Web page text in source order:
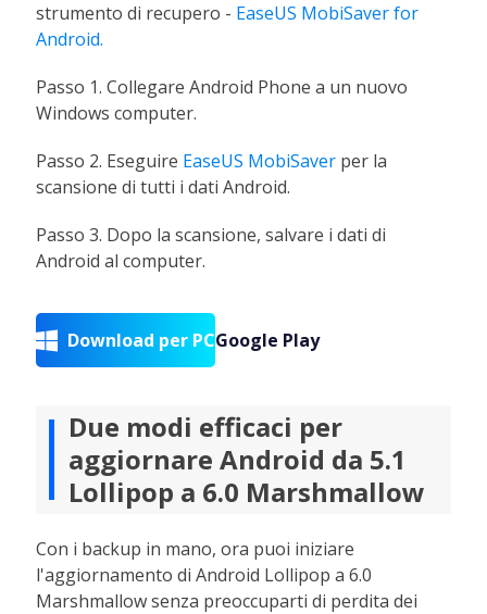
strumento di recupero - EaseUS MobiSaver for
Android.
Passo 1. Collegare Android Phone a un nuovo
Windows computer.
Passo 2. Eseguire EaseUS MobiSaver per la
scansione di tutti i dati Android.
Passo 3. Dopo la scansione, salvare i dati di
Android al computer.
 Download per PCGoogle Play
Due modi efficaci per
aggiornare Android da 5.1
Lollipop a 6.0 Marshmallow
Con i backup in mano, ora puoi iniziare
l'aggiornamento di Android Lollipop a 6.0
Marshmallow senza preoccuparti di perdita dei